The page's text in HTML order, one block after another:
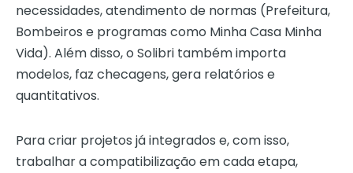
necessidades, atendimento de normas (Prefeitura,
Bombeiros e programas como Minha Casa Minha
Vida). Além disso, o Solibri também importa
modelos, faz checagens, gera relatórios e
quantitativos.
Para criar projetos já integrados e, com isso,
trabalhar a compatibilização em cada etapa,